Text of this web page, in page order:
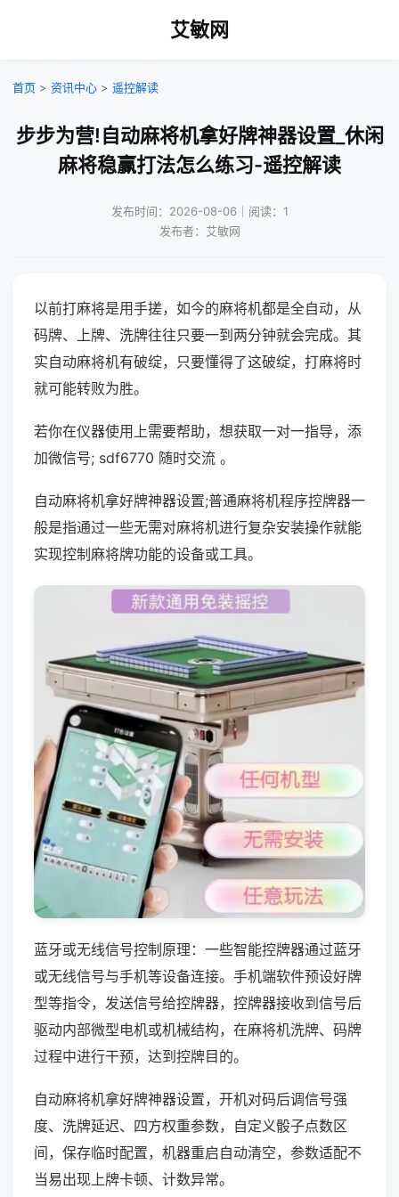
艾敏网
首页 > 资讯中心 > 遥控解读
步步为营!自动麻将机拿好牌神器设置_休闲
麻将稳赢打法怎么练习-遥控解读
发布时间：2026-08-06｜阅读：1
发布者：艾敏网
以前打麻将是用手搓，如今的麻将机都是全自动，从
码牌、上牌、洗牌往往只要一到两分钟就会完成。其
实自动麻将机有破绽，只要懂得了这破绽，打麻将时
就可能转败为胜。
若你在仪器使用上需要帮助，想获取一对一指导，添
加微信号; sdf6770 随时交流 。
自动麻将机拿好牌神器设置;普通麻将机程序控牌器一
般是指通过一些无需对麻将机进行复杂安装操作就能
实现控制麻将牌功能的设备或工具。
蓝牙或无线信号控制原理：一些智能控牌器通过蓝牙
或无线信号与手机等设备连接。手机端软件预设好牌
型等指令，发送信号给控牌器，控牌器接收到信号后
驱动内部微型电机或机械结构，在麻将机洗牌、码牌
过程中进行干预，达到控牌目的。
自动麻将机拿好牌神器设置，开机对码后调信号强
度、洗牌延迟、四方权重参数，自定义骰子点数区
间，保存临时配置，机器重启自动清空，参数适配不
当易出现上牌卡顿、计数异常。